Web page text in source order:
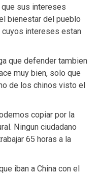
sus intereses
bienestar del pueblo
cuyos intereses estan
que defender tambien
muy bien, solo que
de los chinos visto el
copiar por la
Ningun ciudadano
65 horas a la
iban a China con el